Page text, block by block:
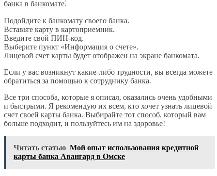
банка в банкомате⁚
Подойдите к банкомату своего банка.
Вставьте карту в картоприемник.
Введите свой ПИН-код.
Выберите пункт «Информация о счете».
Лицевой счет карты будет отображен на экране банкомата.
Если у вас возникнут какие-либо трудности, вы всегда можете
обратиться за помощью к сотруднику банка.
Все три способа, которые я описал, оказались очень удобными
и быстрыми. Я рекомендую их всем, кто хочет узнать лицевой
счет своей карты банка. Выбирайте тот способ, который вам
больше подходит, и пользуйтесь им на здоровье!
Читать статью Мой опыт использования кредитной
карты банка Авангард в Омске